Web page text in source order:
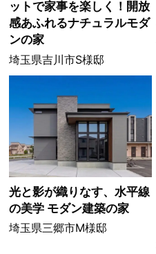
ットで家事を楽しく！開放
感あふれるナチュラルモダ
ンの家
埼玉県吉川市S様邸
光と影が織りなす、水平線
の美学 モダン建築の家
埼玉県三郷市M様邸